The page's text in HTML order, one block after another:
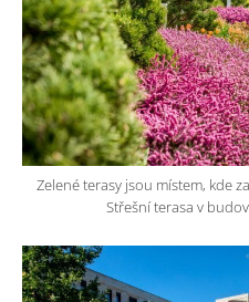
Zelené terasy jsou místem, kde
Střešní terasa v